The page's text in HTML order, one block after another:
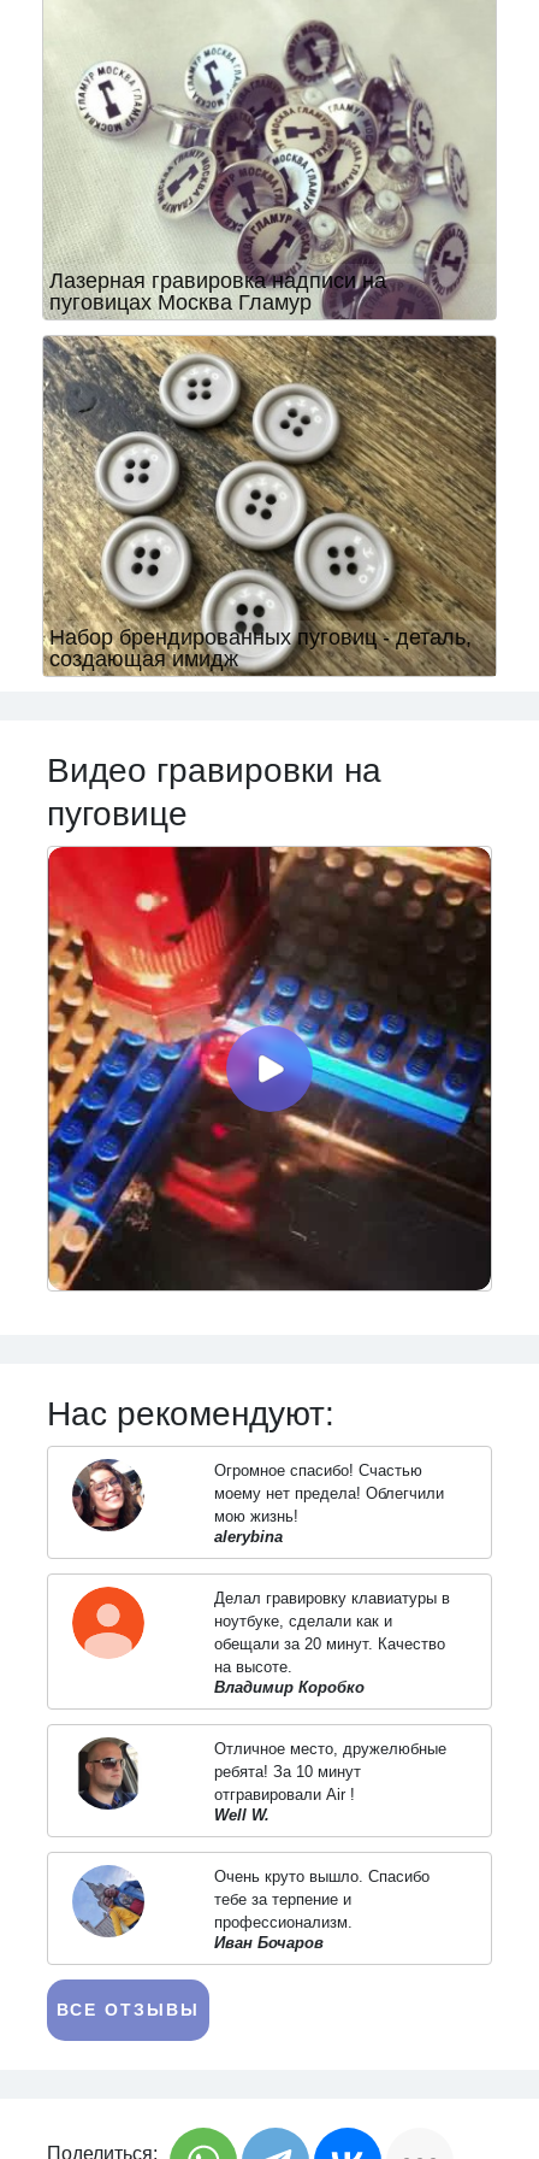
Лазерная гравировка надписи на
пуговицах Москва Гламур
Набор брендированных пуговиц - деталь,
создающая имидж
Видео гравировки на
пуговице
Нас рекомендуют:
Огромное спасибо! Счастью
моему нет предела! Облегчили
мою жизнь!
alerybina
Делал гравировку клавиатуры в
ноутбуке, сделали как и
обещали за 20 минут. Качество
на высоте.
Владимир Коробко
Отличное место, дружелюбные
ребята! За 10 минут
отгравировали Air !
Well W.
Очень круто вышло. Спасибо
тебе за терпение и
профессионализм.
Иван Бочаров
ВСЕ ОТЗЫВЫ
Поделиться: